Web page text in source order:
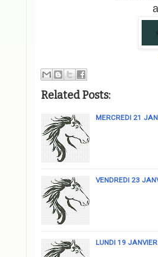
Related Posts:
MERCREDI 21
VENDREDI 23
LUNDI 19